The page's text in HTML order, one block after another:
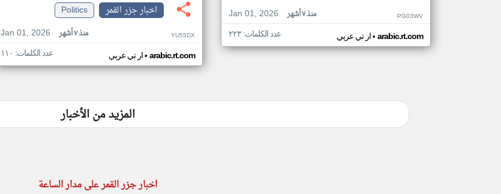
Jan 01, 2026
منذ ٧ أشهر PG03WV
ار تي عربي• arabic.rt.com عدد الكلمات: ٢٢٣
اخبار جزر القمر
Politics
Jan 01, 2026
منذ ٧ أشهر YU55DX
ار تي عربي• arabic.rt.com عدد الكلمات: ١١٠
المزيد من الأخبار
اخبار جزر القمر على مدار الساعة